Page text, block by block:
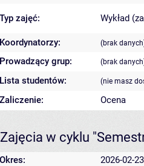
Typ zajęć: Wykład
Koordynatorzy: (brak
Prowadzący grup: (brak
Lista studentów: (nie masz
Zaliczenie: Ocena
Zajęcia w cyklu
Okres:
2026-02-